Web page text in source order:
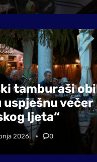
tamburaši
uspješnu večer
ljeta“
2026. 0